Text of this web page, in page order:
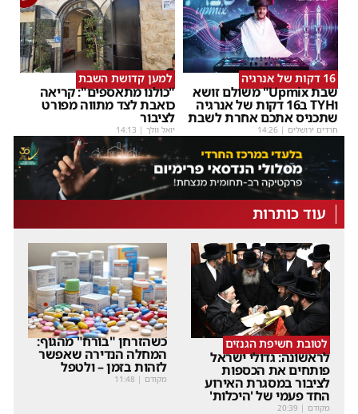
16 דקות של אנרגיה
שבת Upmix" משולם זושא
וTYH ב16 דקות של אנרגיה
שתכניס אתכם אחרת לשבת
חרדים ירושלים |
14:26
למען קדושת השבת
"כולנו מתאספים": קריאה
כואבת לצד מתווה מפורט
לציבור
יואל וולך |
14:13
עוד כותרות
לטובת חשיפת הגנזים
לראשונה: גדולי ישראל
פותחים את הכספות
לציבור במסגרת האירוע
החד פעמי של 'היכלות'
מקודם |
20:39
כשהזרחן "בורח" מהגוף:
המחלה הנדירה שאפשר
לזהות בזמן – ולטפל
מקודם |
11:48